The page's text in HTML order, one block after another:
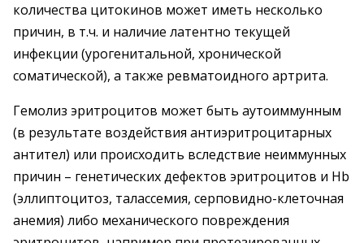
количества цитокинов может иметь несколько
причин, в т.ч. и наличие латентно текущей
инфекции (урогенитальной, хронической
соматической), а также ревматоидного артрита.
Гемолиз эритроцитов может быть аутоиммунным
(в результате воздействия антиэритроцитарных
антител) или происходить вследствие неиммунных
причин – генетических дефектов эритроцитов и Hb
(эллиптоцитоз, талассемия, серповидно-клеточная
анемия) либо механического повреждения